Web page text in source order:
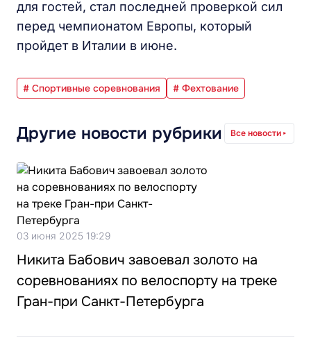
для гостей, стал последней проверкой сил
перед чемпионатом Европы, который
пройдет в Италии в июне.
# Спортивные соревнования # Фехтование
Другие новости рубрики Все новости
03 июня 2025 19:29
Никита Бабович завоевал золото на
соревнованиях по велоспорту на треке
Гран-при Санкт-Петербурга